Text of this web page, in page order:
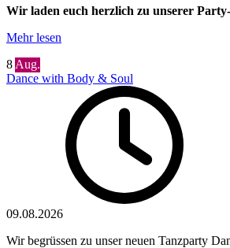
Wir laden euch herzlich zu unserer
Mehr lesen
8 Aug.
Dance with Body & Soul
09.08.2026
Wir begrüssen zu unser neuen Tanzparty